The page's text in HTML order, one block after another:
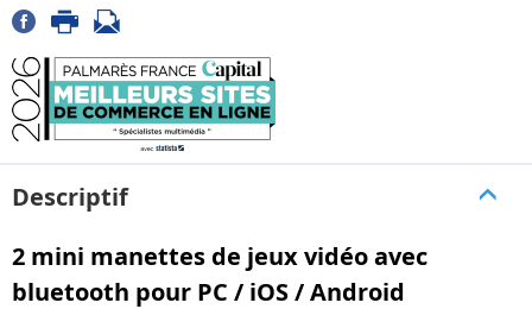
Descriptif
2 mini manettes de jeux vidéo avec
bluetooth pour PC / iOS / Android